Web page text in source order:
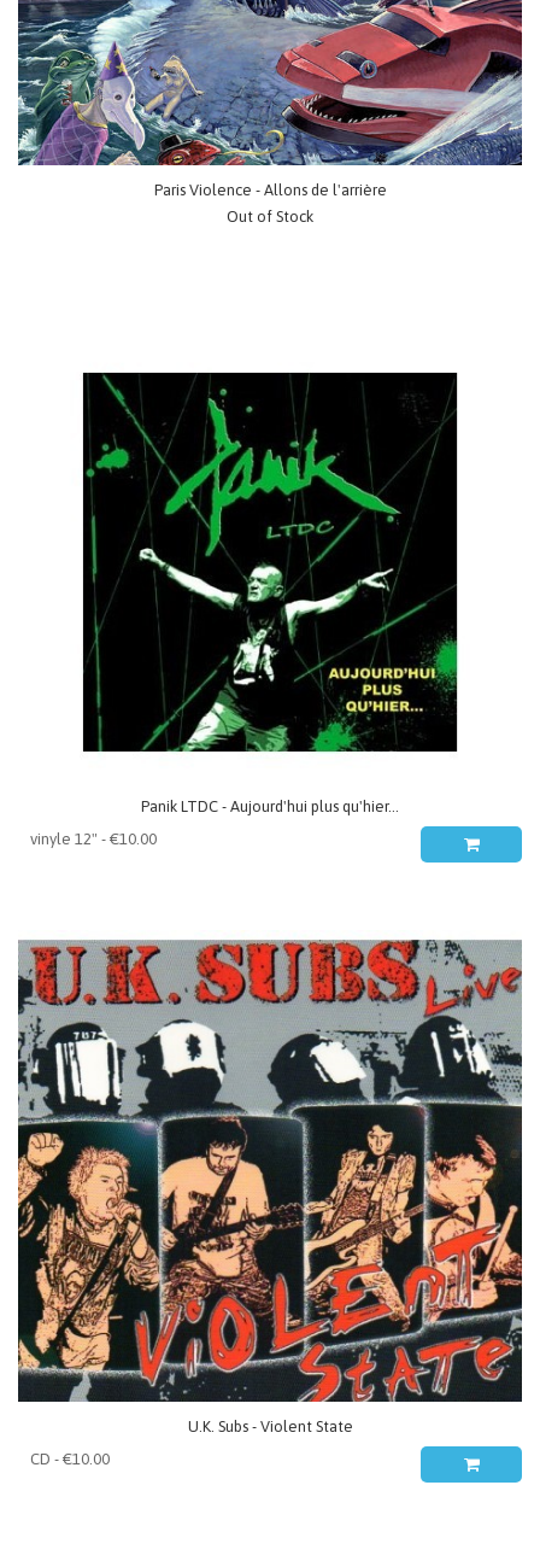
Paris Violence - Allons de l'arrière
Out of Stock
Panik LTDC - Aujourd'hui plus qu'hier...
U.K. Subs - Violent State